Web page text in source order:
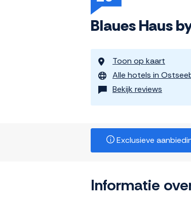
Blaues Haus
Toon op kaart
Alle hotels in
Bekijk reviews
Exclusieve
Informatie